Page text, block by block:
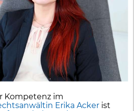
Kompetenz im
Erika Acker ist